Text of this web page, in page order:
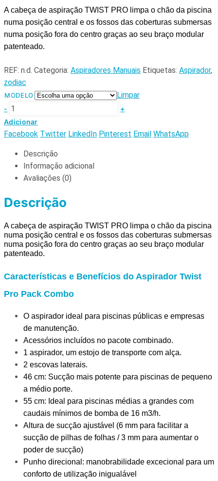
A cabeça de aspiração TWIST PRO limpa o chão da piscina
numa posição central e os fossos das coberturas submersas
numa posição fora do centro graças ao seu braço modular
patenteado.
REF: n.d. Categoria: Aspiradores Manuais Etiquetas: Aspirador,
zodiac
MODELO Limpar
-
+
Adicionar
Facebook Twitter LinkedIn Pinterest Email WhatsApp
Descrição
Informação adicional
Avaliações (0)
Descrição
A cabeça de aspiração TWIST PRO limpa o chão da piscina
numa posição central e os fossos das coberturas submersas
numa posição fora do centro graças ao seu braço modular
patenteado.
Características e Benefícios do Aspirador Twist
Pro Pack Combo
O aspirador ideal para piscinas públicas e empresas
de manutenção.
Acessórios incluídos no pacote combinado.
1 aspirador, um estojo de transporte com alça.
2 escovas laterais.
46 cm: Sucção mais potente para piscinas de pequeno
a médio porte.
55 cm: Ideal para piscinas médias a grandes com
caudais mínimos de bomba de 16 m3/h.
Altura de sucção ajustável (6 mm para facilitar a
sucção de pilhas de folhas / 3 mm para aumentar o
poder de sucção)
Punho direcional: manobrabilidade excecional para um
conforto de utilização inigualável